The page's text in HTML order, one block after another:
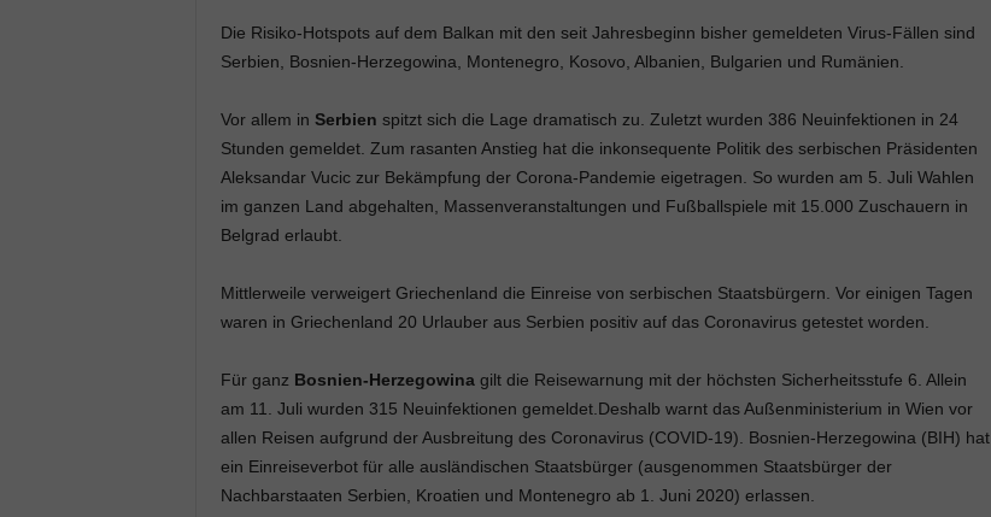
Die Risiko-Hotspots auf dem Balkan mit den seit Jahresbeginn bisher gemeldeten Virus-Fällen sind
Serbien, Bosnien-Herzegowina, Montenegro, Kosovo, Albanien, Bulgarien und Rumänien.
Vor allem in Serbien spitzt sich die Lage dramatisch zu. Zuletzt wurden 386 Neuinfektionen in 24
Stunden gemeldet. Zum rasanten Anstieg hat die inkonsequente Politik des serbischen Präsidenten
Aleksandar Vucic zur Bekämpfung der Corona-Pandemie eigetragen. So wurden am 5. Juli Wahlen
im ganzen Land abgehalten, Massenveranstaltungen und Fußballspiele mit 15.000 Zuschauern in
Belgrad erlaubt.
Mittlerweile verweigert Griechenland die Einreise von serbischen Staatsbürgern. Vor einigen Tagen
waren in Griechenland 20 Urlauber aus Serbien positiv auf das Coronavirus getestet worden.
Für ganz Bosnien-Herzegowina gilt die Reisewarnung mit der höchsten Sicherheitsstufe 6. Allein
am 11. Juli wurden 315 Neuinfektionen gemeldet.Deshalb warnt das Außenministerium in Wien vor
allen Reisen aufgrund der Ausbreitung des Coronavirus (COVID-19). Bosnien-Herzegowina (BIH) hat
ein Einreiseverbot für alle ausländischen Staatsbürger (ausgenommen Staatsbürger der
Nachbarstaaten Serbien, Kroatien und Montenegro ab 1. Juni 2020) erlassen.